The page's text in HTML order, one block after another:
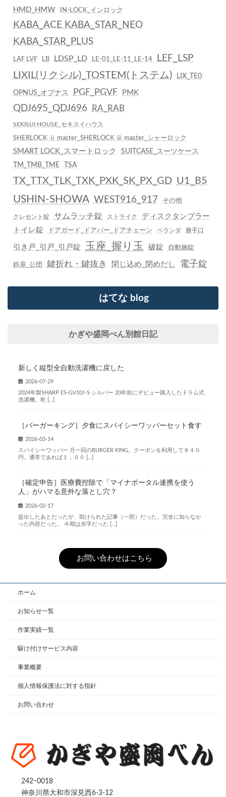
HMD_HMW IN-LOCK_インロック
KABA_ACE KABA_STAR_NEO
KABA_STAR_PLUS
LAF LVF LB LDSP_LD LE-01_LE-11_LE-14 LEF_LSP
LIXIL(リクシル)_TOSTEM(トステム) LIX_TE0
OPNUS_オプナス PGF_PGVF PMK
QDJ695_QDJ696 RA_RAB
SEKISUI HOUSE_セキスイハウス
SHERLOCK ⅱ master_SHERLOCK ⅲ master_シャーロック
SMART LOCK_スマートロック
SUITCASE_スーツケース
TM_TMB_TME
TSA
TX_TTX_TLK_TXK_PXK_SK_PX_GD U1_B5
USHIN-SHOWA WEST916_917 その他
クレセント錠 サムラッチ錠 ストライク
ディスクタンブラー
トイレ錠
ドアガード_ドアバー_ドアチェーン ベランダ 勝手口
引き戸_引戸_引戸錠 玉座_握り玉 破錠 自動施錠
鉄扉_公団 鍵折れ・鍵抜き 閉じ込め_閉めだし 電子錠
はてな blog
かぎや盛岡べん別館日記
新しく縦型全自動洗濯機に戻した
2026-07-29
2024年製SHARP ES-GV10J-S シルバー 20年前にデビュー購入したドラム式
洗濯機。乾 […]
［バーガーキング］夕食にスパイシーワッパーセット食す
2026-03-14
スパイシーワッパー 月一回のBURGER KING。クーポンを利用して８４０
円。通常であれば１，００ […]
［確定申告］医療費控除で「マイナポータル連携を使う
人」がハマる意外な落とし穴？
2026-02-17
提出したあとだったが、助けられた記事（一部）だった。完全に知らなか
った内容だった。 今期は赤字だった […]
お問い合わせはこちら
ホーム
お知らせ一覧
作業実績一覧
駆け付けサービス内容
事業概要
個人情報保護法に対する指針
お問い合わせ
242ｰ0018
神奈川県大和市深見西6-3-12